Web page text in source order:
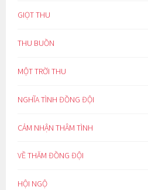
GIỌT THU
THU BUỒN
MỘT TRỜI THU
NGHĨA TÌNH ĐỒNG ĐỘI
CẢM NHẬN THÂM TÌNH
VỀ THĂM ĐỒNG ĐỘI
HỘI NGỘ